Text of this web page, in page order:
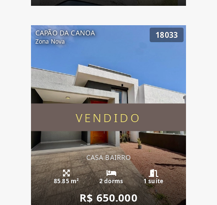
VENDIDO
CAPÃO DA CANOA
Zona Nova
18033
CASA BAIRRO
85.85 m² 2 dorms 1 suíte
R$ 650.000